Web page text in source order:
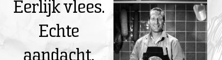
Eerlijk vlees.
Echte
aandacht.